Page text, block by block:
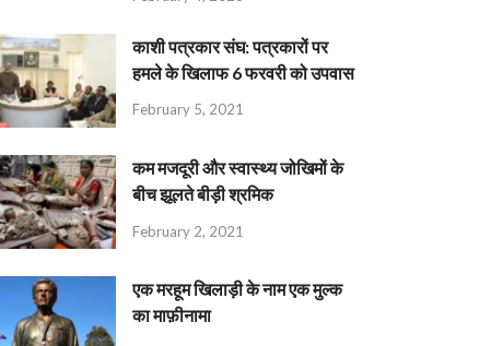
काशी पत्रकार संघ: पत्रकारों पर
हमले के खिलाफ 6 फरवरी को उपवास
February 5, 2021
कम मजदूरी और स्वास्थ्य जोखिमों के
बीच झूलते बीड़ी श्रमिक
February 2, 2021
एक मरहूम खिलाड़ी के नाम एक मुल्क
का माफ़ीनामा